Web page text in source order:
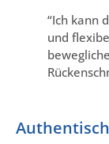
“Ich kann
und